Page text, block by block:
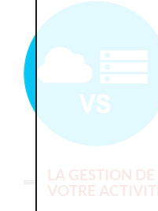
LA GESTION
VOTRE